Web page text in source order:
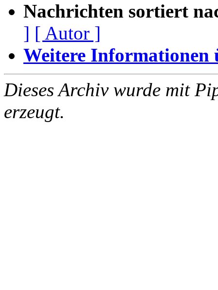
Nachrichten sortiert
] [ Autor ]
Weitere Informationen
Dieses Archiv wurde mit
erzeugt.